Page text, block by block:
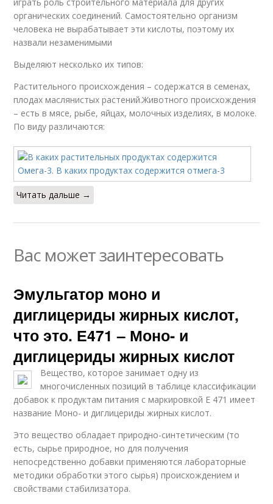
органических соединений. Самостоятельно организм
человека не вырабатывает эти кислоты, поэтому их
назвали незаменимыми
Выделяют несколько их типов:
Растительного происхождения – содержатся в семенах,
плодах маслянистых растений.Животного происхождения
– есть в мясе, рыбе, яйцах, молочных изделиях, в молоке.
По виду различаются:
Читать дальше →
Вас может заинтересовать
Эмульгатор моно и
диглицериды жирных кислот,
что это. Е471 – Моно- и
диглицериды жирных кислот
Вещество, которое занимает одну из
многочисленных позиций в таблице классификации
добавок к продуктам питания с маркировкой Е 471 имеет
название Моно- и диглицериды жирных кислот.
Это вещество обладает природно-синтетическим (то
есть, сырье природное, но для получения
непосредственно добавки применяются лабораторные
методики обработки этого сырья) происхождением и
свойствами стабилизатора.